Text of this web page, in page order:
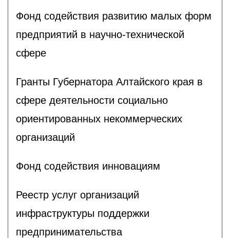
Фонд содействия развитию малых форм
предприятий в научно-технической
сфере
Гранты Губернатора Алтайского края в
сфере деятельности социально
ориентированных некоммерческих
организаций
Фонд содействия инновациям
Реестр услуг организаций
инфраструктуры поддержки
предпринимательства